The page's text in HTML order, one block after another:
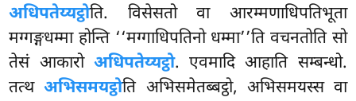
अधिपतेय्यट्ठोति. विसेसतो वा आरम्मणाधिपतिभूता
मग्गङ्गधम्मा होन्ति ‘‘मग्गाधिपतिनो धम्मा’’ति वचनतोति सो
तेसं आकारो अधिपतेय्यट्ठो. एवमादि आहाति सम्बन्धो.
तत्थअभिसमयट्ठोति अभिसमेतब्बट्ठो, अभिसमयस्स वा